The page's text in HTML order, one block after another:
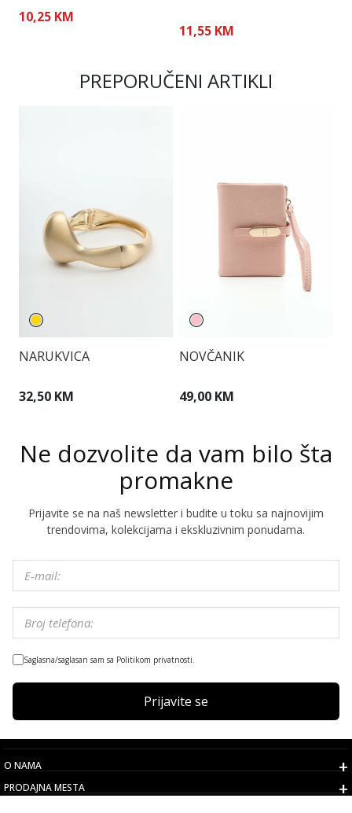
10,25 KM
11,55 KM
PREPORUČENI ARTIKLI
NARUKVICA
32,50 KM
NOVČANIK
49,00 KM
Ne dozvolite da vam bilo šta
promakne
Prijavite se na naš newsletter i budite u toku sa najnovijim
trendovima, kolekcijama i ekskluzivnim ponudama.
Saglasna/saglasan sam sa Politikom privatnosti.
Prijavite se
O NAMA
PRODAJNA MESTA